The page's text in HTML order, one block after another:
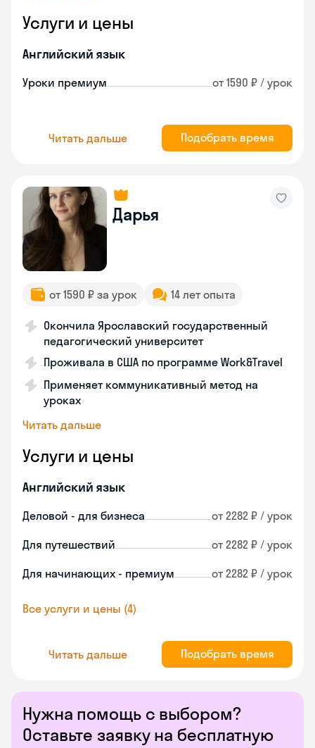
Нужна помощь с выбором?
Оставьте заявку на бесплатную
Услуги и цены
Английский язык
Уроки премиум от 1590 ₽ / урок
Читать дальше Подобрать время
Дарья
от 1590 ₽ за урок 14 лет опыта
Окончила Ярославский государственный
педагогический университет
Проживала в США по программе Work&Travel
Применяет коммуникативный метод на
уроках
Читать дальше
Услуги и цены
Английский язык
Деловой - для бизнеса от 2282 ₽ / урок
Для путешествий от 2282 ₽ / урок
Для начинающих - премиум от 2282 ₽ / урок
Все услуги и цены (4)
Читать дальше Подобрать время